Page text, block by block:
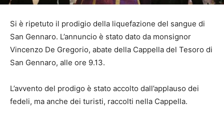
Si è ripetuto il prodigio della liquefazione del sangue di
San Gennaro. L’annuncio è stato dato da monsignor
Vincenzo De Gregorio, abate della Cappella del Tesoro di
San Gennaro, alle ore 9.13.
L’avvento del prodigo è stato accolto dall’applauso dei
fedeli, ma anche dei turisti, raccolti nella Cappella.